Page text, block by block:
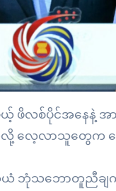
မယ့် ဖိလစ်ပိုင်အနေ
လေ့လာသူတွေက ပြ
ဆီယံ ဘုံသဘောတူညီ